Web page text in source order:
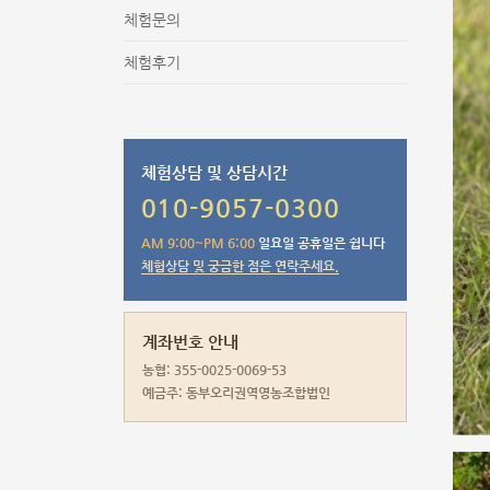
체험문의
체험후기
체험상담 및 상담시간
010-9057-0300
AM 9:00~PM 6:00일요일 공휴일은 쉽니다
체험상담 및 궁금한 점은 연락주세요.
계좌번호 안내
농협: 355-0025-0069-53
예금주: 동부오리권역영농조합법인